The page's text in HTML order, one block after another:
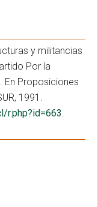
y militancias
Por la
En Proposiciones
1991.
r.php?id=663.